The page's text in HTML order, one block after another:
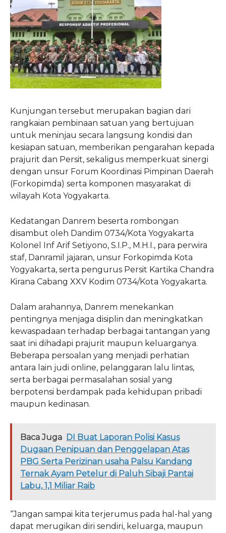
Kunjungan tersebut merupakan bagian dari
rangkaian pembinaan satuan yang bertujuan
untuk meninjau secara langsung kondisi dan
kesiapan satuan, memberikan pengarahan kepada
prajurit dan Persit, sekaligus memperkuat sinergi
dengan unsur Forum Koordinasi Pimpinan Daerah
(Forkopimda) serta komponen masyarakat di
wilayah Kota Yogyakarta.
Kedatangan Danrem beserta rombongan
disambut oleh Dandim 0734/Kota Yogyakarta
Kolonel Inf Arif Setiyono, S.I.P., M.H.I., para perwira
staf, Danramil jajaran, unsur Forkopimda Kota
Yogyakarta, serta pengurus Persit Kartika Chandra
Kirana Cabang XXV Kodim 0734/Kota Yogyakarta.
Dalam arahannya, Danrem menekankan
pentingnya menjaga disiplin dan meningkatkan
kewaspadaan terhadap berbagai tantangan yang
saat ini dihadapi prajurit maupun keluarganya.
Beberapa persoalan yang menjadi perhatian
antara lain judi online, pelanggaran lalu lintas,
serta berbagai permasalahan sosial yang
berpotensi berdampak pada kehidupan pribadi
maupun kedinasan.
Baca Juga DI Buat Laporan Polisi Kasus
Dugaan Penipuan dan Penggelapan Atas
PBG Serta Perizinan usaha Palsu Kandang
Ternak Ayam Petelur di Paluh Sibaji Pantai
Labu, 1,1 Miliar Raib
“Jangan sampai kita terjerumus pada hal-hal yang
dapat merugikan diri sendiri, keluarga, maupun